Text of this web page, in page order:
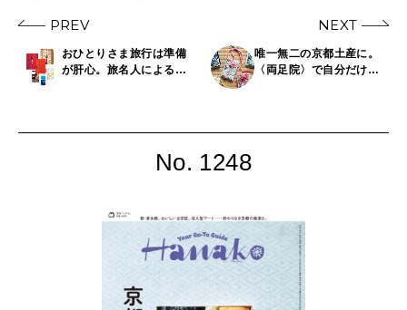
PREV
おひとりさま旅行は準備
が肝心。旅名人によるコ
NEXT
唯一無二の京都土産に。
〈両足院〉で自分だけの
No. 1248